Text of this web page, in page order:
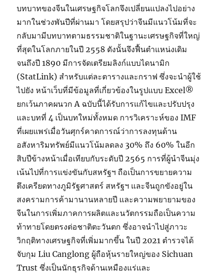
บทบาทของจีนในเศรษฐกิจโลกจึงเปลี่ยนแปลงไปอย่าง
มากในช่วงพันปีที่ผ่านมา โดยสรุปว่าจีนมีแนวโน้มที่จะ
กลับมามีบทบาทตามธรรมชาติในฐานะเศรษฐกิจที่ใหญ่
ที่สุดในโลกภายในปี 2558 ดังนั้นจึงฟื้นตำแหน่งเดิม
จนถึงปี 1890 มีการจัดเตรียมลิงก์แบบไดนามิก
(StatLink) สำหรับแต่ละตารางและกราฟ ซึ่งจะนำผู้ใช้
ไปยัง หน้าเว็บที่มีข้อมูลที่เกี่ยวข้องในรูปแบบ Excel®
ยกเว้นภาคผนวก A ฉบับนี้ได้รับการแก้ไขและปรับปรุง
และบทที่ 4 เป็นบทใหม่ทั้งหมด การวิเคราะห์ของ IMF
ที่เผยแพร่เมื่อวันศุกร์คาดการณ์ว่าการลงทุนด้าน
อสังหาริมทรัพย์มีแนวโน้มลดลง 30% ถึง 60% ในอีก
สิบปีข้างหน้าเมื่อเทียบกับระดับปี 2565 การที่ผู้นำจีนมุ่ง
เน้นไปที่การแข่งขันกับสหรัฐฯ ถือเป็นการขยายความ
ตึงเครียดทางภูมิรัฐศาสตร์ สหรัฐฯ และจีนถูกขังอยู่ใน
สงครามการค้ามานานหลายปี และความพยายามของ
จีนในการเพิ่มภาคการผลิตและนวัตกรรมถือเป็นความ
ท้าทายโดยตรงต่อชาติตะวันตก ซึ่งอาจนำไปสู่ภาวะ
วิกฤติทางเศรษฐกิจที่เพิ่มมากขึ้น ในปี 2021 ตำรวจได้
จับกุม Liu Canglong ผู้ถือหุ้นรายใหญ่ของ Sichuan
Trust ซึ่งเป็นนักธุรกิจด้านเหมืองแร่และ